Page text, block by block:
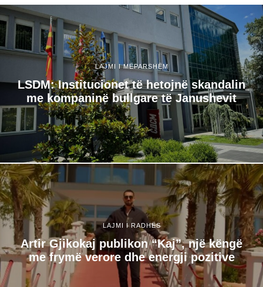
LAJMI I MËPARSHËM
LSDM: Institucionet të hetojnë skandalin
me kompaninë bullgare të Janushevit
LAJMI I RADHËS
Artir Gjikokaj publikon “Kaj”, një këngë
me frymë verore dhe energji pozitive